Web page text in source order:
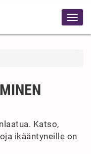
Katso,
ikääntyneille on